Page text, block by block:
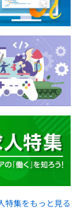
特集をもっと見る